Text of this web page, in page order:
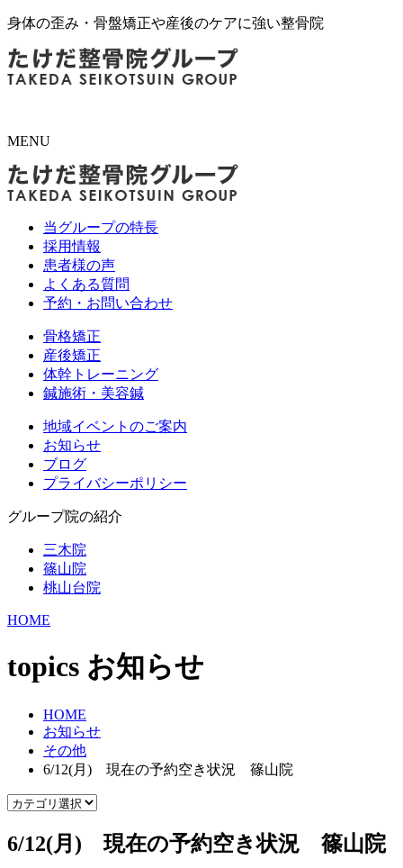
身体の歪み・骨盤矯正や産後のケアに強い整骨院
MENU
当グループの特長
採用情報
患者様の声
よくある質問
予約・お問い合わせ
骨格矯正
産後矯正
体幹トレーニング
鍼施術・美容鍼
地域イベントのご案内
お知らせ
ブログ
プライバシーポリシー
グループ院の紹介
三木院
篠山院
桃山台院
HOME
topics お知らせ
HOME
お知らせ
その他
6/12(月) 現在の予約空き状況 篠山院
6/12(月) 現在の予約空き状況 篠山院